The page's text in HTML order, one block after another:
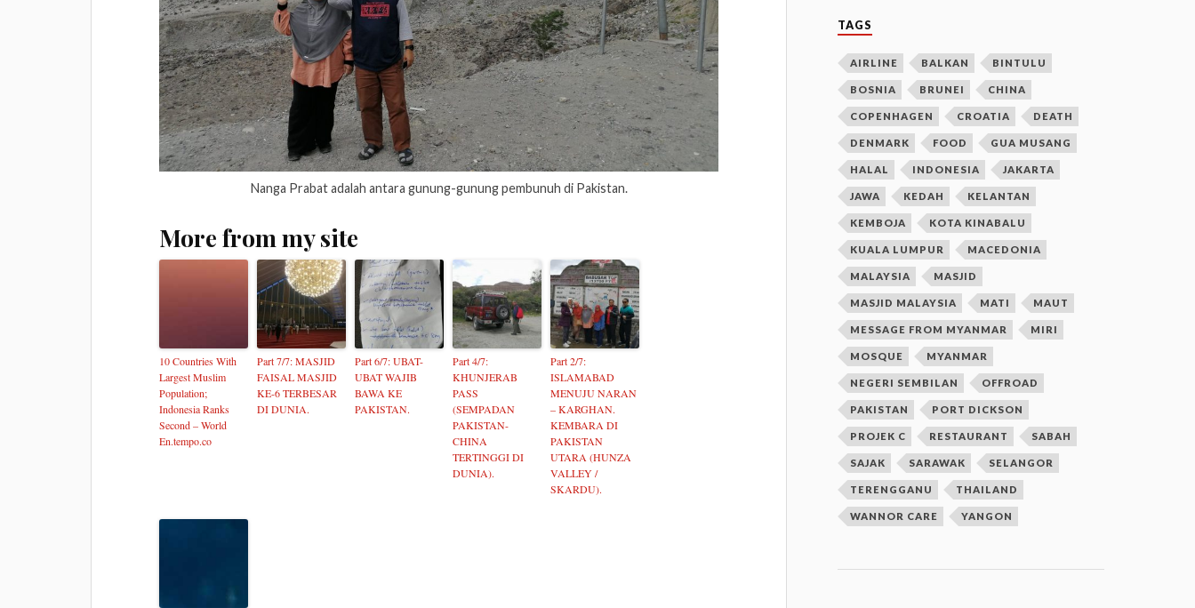
Nanga Prabat adalah antara gunung-gunung pembunuh di Pakistan.
More from my site
10 Countries With
Largest Muslim
Population;
Indonesia Ranks
Second – World
En.tempo.co
Part 7/7: MASJID
FAISAL MASJID
KE-6 TERBESAR
DI DUNIA.
Part 6/7: UBAT-
UBAT WAJIB
BAWA KE
PAKISTAN.
Part 4/7:
KHUNJERAB
PASS
(SEMPADAN
PAKISTAN-
CHINA
TERTINGGI DI
DUNIA).
Part 2/7:
ISLAMABAD
MENUJU NARAN
– KARGHAN.
KEMBARA DI
PAKISTAN
UTARA (HUNZA
VALLEY /
SKARDU).
TAGS
AIRLINE BALKAN BINTULU
BOSNIA BRUNEI CHINA
COPENHAGEN CROATIA DEATH
DENMARK FOOD GUA MUSANG
HALAL INDONESIA JAKARTA
JAWA KEDAH KELANTAN
KEMBOJA KOTA KINABALU
KUALA LUMPUR MACEDONIA
MALAYSIA MASJID
MASJID MALAYSIA MATI MAUT
MESSAGE FROM MYANMAR MIRI
MOSQUE MYANMAR
NEGERI SEMBILAN OFFROAD
PAKISTAN PORT DICKSON
PROJEK C RESTAURANT SABAH
SAJAK SARAWAK SELANGOR
TERENGGANU THAILAND
WANNOR CARE YANGON